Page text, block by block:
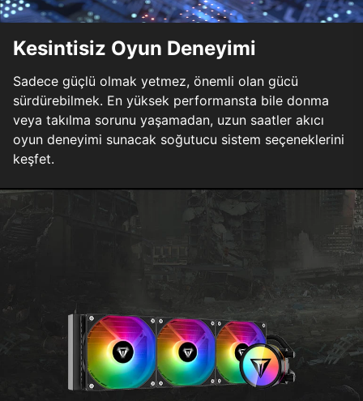
Kesintisiz Oyun Deneyimi
Sadece güçlü olmak yetmez, önemli olan gücü
sürdürebilmek. En yüksek performansta bile donma
veya takılma sorunu yaşamadan, uzun saatler akıcı
oyun deneyimi sunacak soğutucu sistem seçeneklerini
keşfet.